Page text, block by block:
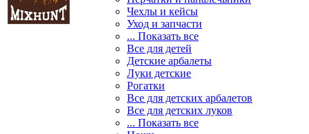
Чехлы и кейсы
Уход и запчасти
... Показать все
Все для детей
Детские арбалеты
Луки детские
Рогатки
Все для детских арбалетов
Все для детских луков
... Показать все